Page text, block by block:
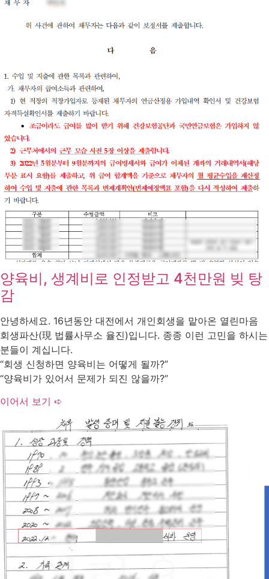
양육비, 생계비로 인정받고 4천만원 빚 탕
감
안녕하세요. 16년동안 대전에서 개인회생을 맡아온 열린마음
회생파산(現 법률사무소 율진)입니다. 종종 이런 고민을 하시는
분들이 계십니다.
“회생 신청하면 양육비는 어떻게 될까?”
“양육비가 있어서 문제가 되진 않을까?”
이어서 보기 ➪